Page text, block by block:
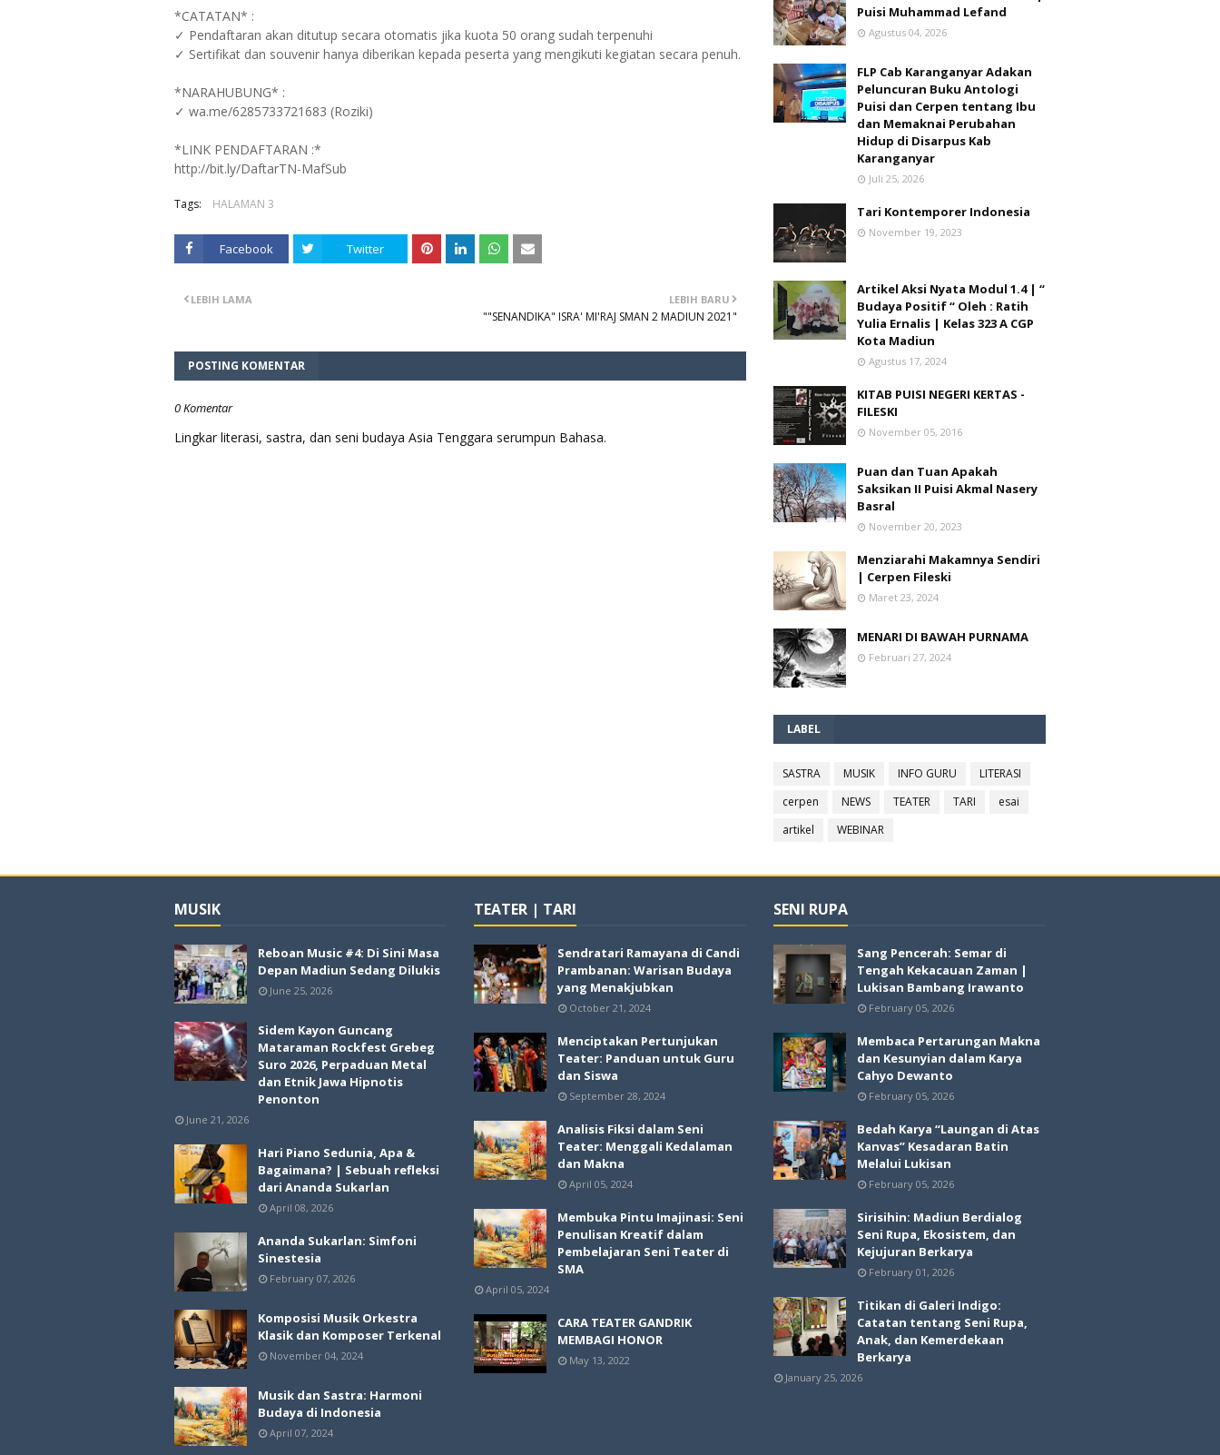
*CATATAN* :
✓ Pendaftaran akan ditutup secara otomatis jika kuota 50 orang sudah terpenuhi
✓ Sertifikat dan souvenir hanya diberikan kepada peserta yang mengikuti kegiatan secara penuh.
*NARAHUBUNG* :
✓ wa.me/6285733721683 (Roziki)
*LINK PENDAFTARAN :*
http://bit.ly/DaftarTN-MafSub
Tags: HALAMAN 3
Facebook Twitter
LEBIH BARU
""SENANDIKA" ISRA' MI'RAJ SMAN 2 MADIUN 2021"
LEBIH LAMA
POSTING KOMENTAR
0 Komentar
Lingkar literasi, sastra, dan seni budaya Asia Tenggara serumpun Bahasa.
Puisi Muhammad Lefand
Agustus 04, 2026
FLP Cab Karanganyar Adakan
Peluncuran Buku Antologi
Puisi dan Cerpen tentang Ibu
dan Memaknai Perubahan
Hidup di Disarpus Kab
Karanganyar
Juli 25, 2026
Tari Kontemporer Indonesia
November 19, 2023
Artikel Aksi Nyata Modul 1.4 | “
Budaya Positif “ Oleh : Ratih
Yulia Ernalis | Kelas 323 A CGP
Kota Madiun
Agustus 17, 2024
KITAB PUISI NEGERI KERTAS -
FILESKI
November 05, 2016
Puan dan Tuan Apakah
Saksikan II Puisi Akmal Nasery
Basral
November 20, 2023
Menziarahi Makamnya Sendiri
| Cerpen Fileski
Maret 23, 2024
MENARI DI BAWAH PURNAMA
Februari 27, 2024
LABEL
SASTRA MUSIK INFO GURU
LITERASI
cerpen
NEWS TEATER TARI
esai
artikel
WEBINAR
MUSIK
Reboan Music #4: Di Sini Masa
Depan Madiun Sedang Dilukis
June 25, 2026
Sidem Kayon Guncang
Mataraman Rockfest Grebeg
Suro 2026, Perpaduan Metal
dan Etnik Jawa Hipnotis
Penonton
June 21, 2026
Hari Piano Sedunia, Apa &
Bagaimana? | Sebuah refleksi
dari Ananda Sukarlan
April 08, 2026
Ananda Sukarlan: Simfoni
Sinestesia
February 07, 2026
Komposisi Musik Orkestra
Klasik dan Komposer Terkenal
November 04, 2024
Musik dan Sastra: Harmoni
Budaya di Indonesia
April 07, 2024
TEATER | TARI
Sendratari Ramayana di Candi
Prambanan: Warisan Budaya
yang Menakjubkan
October 21, 2024
Menciptakan Pertunjukan
Teater: Panduan untuk Guru
dan Siswa
September 28, 2024
Analisis Fiksi dalam Seni
Teater: Menggali Kedalaman
dan Makna
April 05, 2024
Membuka Pintu Imajinasi: Seni
Penulisan Kreatif dalam
Pembelajaran Seni Teater di
SMA
April 05, 2024
CARA TEATER GANDRIK
MEMBAGI HONOR
May 13, 2022
SENI RUPA
Sang Pencerah: Semar di
Tengah Kekacauan Zaman |
Lukisan Bambang Irawanto
February 05, 2026
Membaca Pertarungan Makna
dan Kesunyian dalam Karya
Cahyo Dewanto
February 05, 2026
Bedah Karya “Laungan di Atas
Kanvas” Kesadaran Batin
Melalui Lukisan
February 05, 2026
Sirisihin: Madiun Berdialog
Seni Rupa, Ekosistem, dan
Kejujuran Berkarya
February 01, 2026
Titikan di Galeri Indigo:
Catatan tentang Seni Rupa,
Anak, dan Kemerdekaan
Berkarya
January 25, 2026